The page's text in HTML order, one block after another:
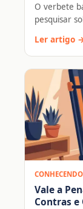
O verbete
pesquisar
Ler artigo
Vale a
Contras e